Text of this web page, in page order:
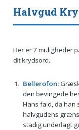
Halvgud
Her er 7 muligheder
dit krydsord.
Bellerofon:
den bevingede
Hans fald, da han
halvgudens
stadig underlagt